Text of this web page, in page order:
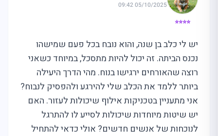
⭐⭐⭐⭐
05/10/2025 09:42
יש לי כלב בן שנה, והוא נובח בכל פעם שמישהו
נכנס הביתה. זה יכול להיות מתסכל, במיוחד כשאני
רוצה שהאורחים ירגישו בנוח. מהי הדרך היעילה
ביותר ללמד את הכלב שלי להירגע ולהפסיק לנבוח?
אני מתעניין בטכניקות אילוף שיכולות לעזור. האם
יש שיטות מיוחדות שיכולות לסייע לו להתרגל
לנוכחות של אנשים חדשים? אולי כדאי להתחיל